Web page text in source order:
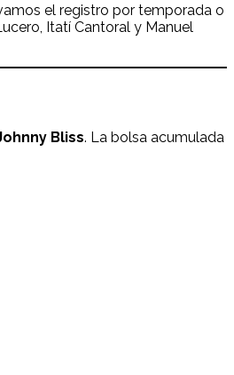
el registro por temporada o
Itatí Cantoral y Manuel
Bliss. La bolsa acumulada